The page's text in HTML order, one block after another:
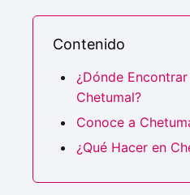
Contenido
¿Dónde
Chetumal?
Conoce a
¿Qué Hacer en